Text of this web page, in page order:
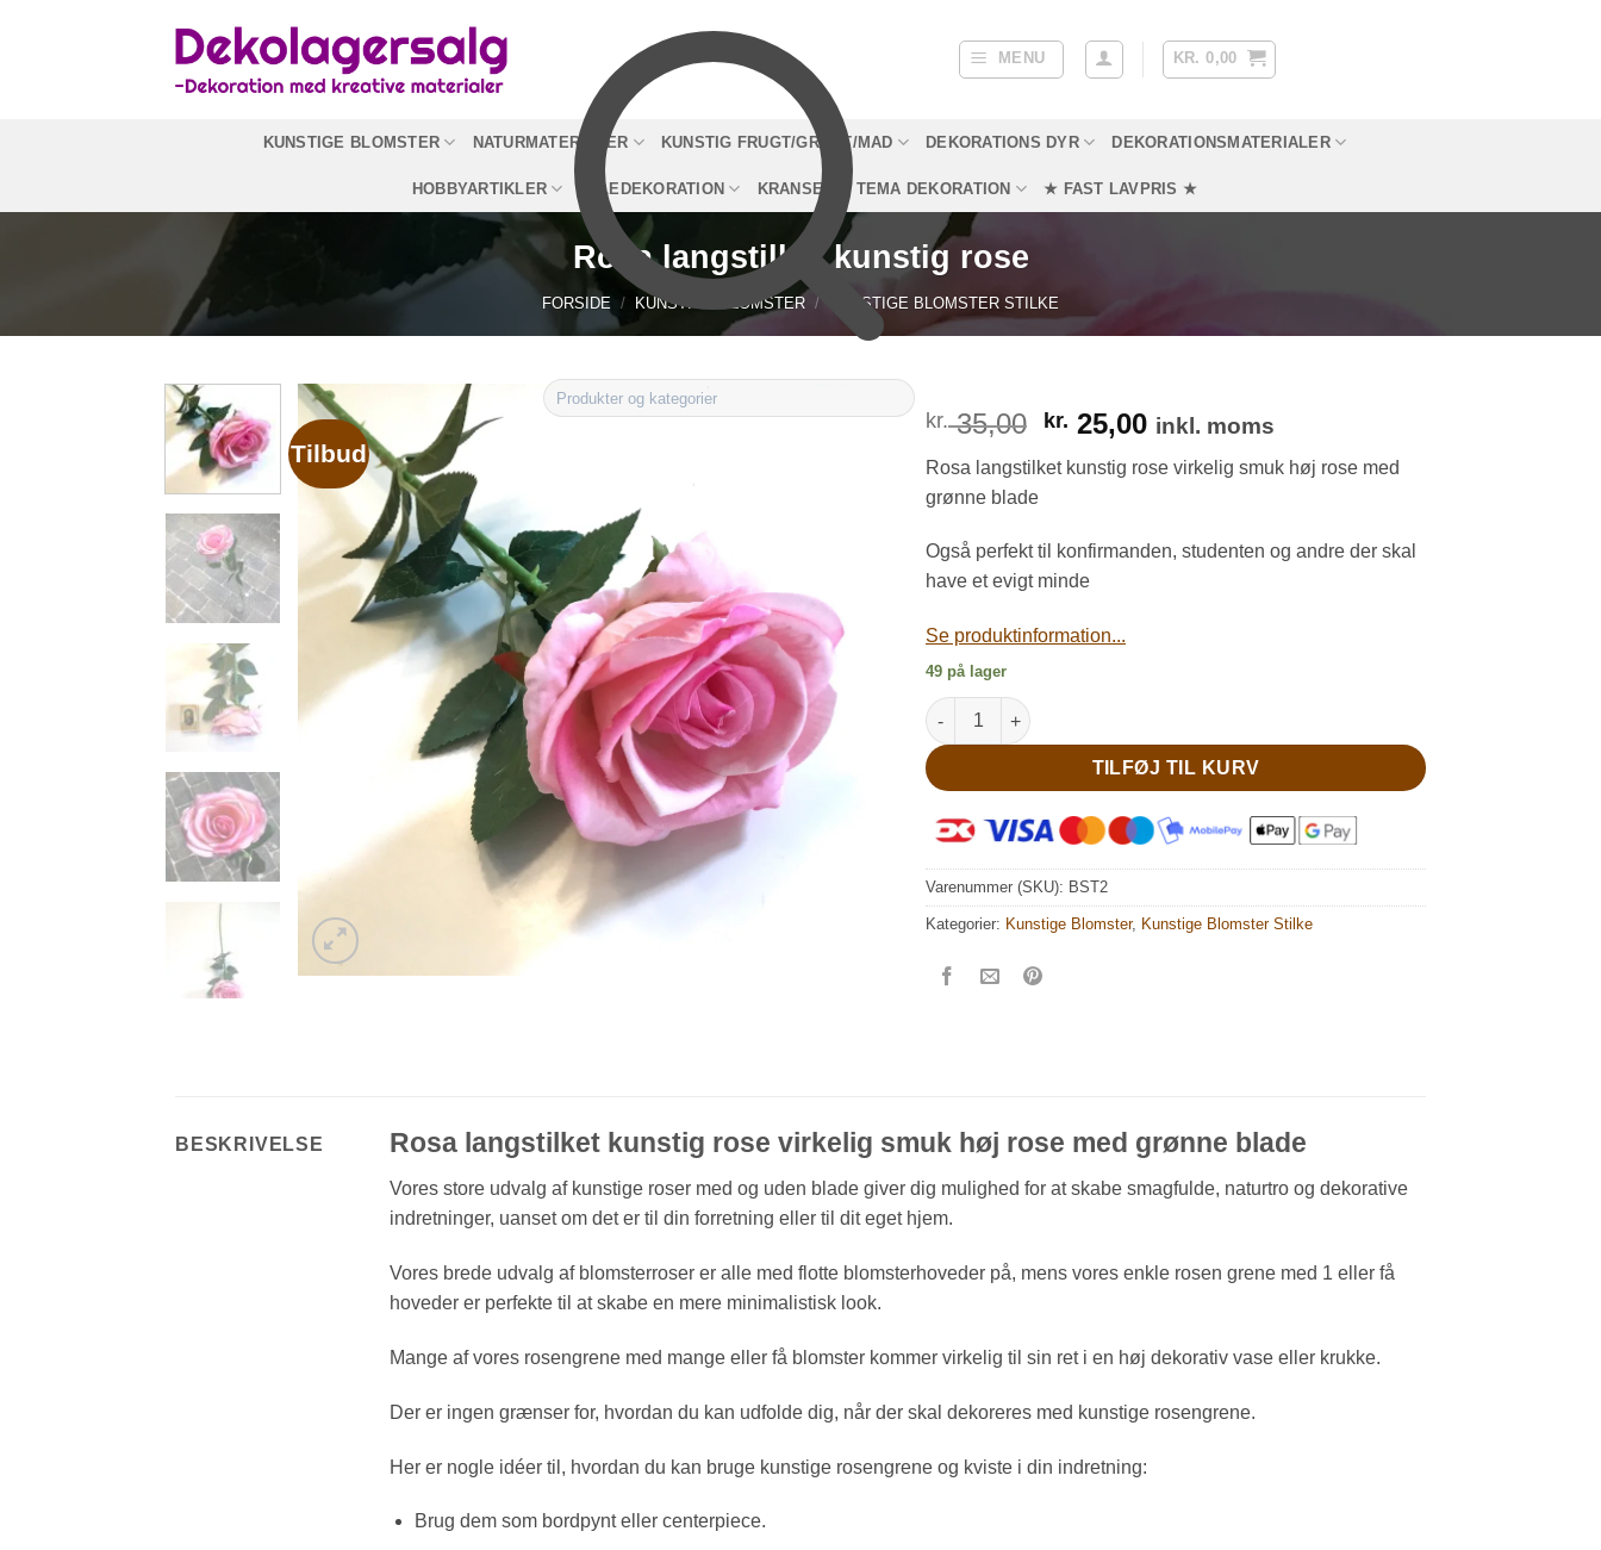
MENU KR. 0,00
KUNSTIGE BLOMSTER NATURMATERIALER KUNSTIG FRUGT/GRØNT/MAD DEKORATIONS DYR DEKORATIONSMATERIALER
HOBBYARTIKLER JULEDEKORATION KRANSE TEMA DEKORATION ★ FAST LAVPRIS ★
Rosa langstilket kunstig rose
FORSIDE / KUNSTIGE BLOMSTER / KUNSTIGE BLOMSTER STILKE
Tilbud
kr.35,00 Den
oprindelige
pris
kr. 35,00.
kr. 25,00 Den
aktuelle
pris
kr. 25,00.
inkl. moms
Rosa langstilket kunstig rose virkelig smuk høj rose med
grønne blade
Også perfekt til konfirmanden, studenten og andre der skal
have et evigt minde
Se produktinformation...
49 på lager
Rosa langstilket kunstig rose antal
TILFØJ TIL KURV
Varenummer (SKU): BST2
Kategorier: Kunstige Blomster, Kunstige Blomster Stilke
BESKRIVELSE Rosa langstilket kunstig rose virkelig smuk høj rose med grønne blade
Vores store udvalg af kunstige roser med og uden blade giver dig mulighed for at skabe smagfulde, naturtro og dekorative
indretninger, uanset om det er til din forretning eller til dit eget hjem.
Vores brede udvalg af blomsterroser er alle med flotte blomsterhoveder på, mens vores enkle rosen grene med 1 eller få
hoveder er perfekte til at skabe en mere minimalistisk look.
Mange af vores rosengrene med mange eller få blomster kommer virkelig til sin ret i en høj dekorativ vase eller krukke.
Der er ingen grænser for, hvordan du kan udfolde dig, når der skal dekoreres med kunstige rosengrene.
Her er nogle idéer til, hvordan du kan bruge kunstige rosengrene og kviste i din indretning:
Brug dem som bordpynt eller centerpiece.